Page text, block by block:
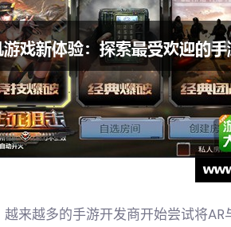
越来越多的手游开发商开始尝试将